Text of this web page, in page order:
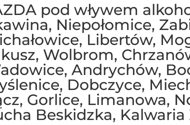
pod wływem
Niepołomice,
Libertów,
Wolbrom,
Andrychów,
Dobczyce,
Gorlice, Limanowa,
Beskidzka,